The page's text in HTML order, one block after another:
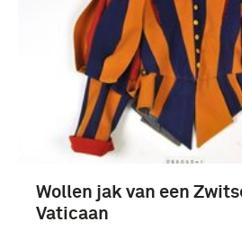
Wollen jak van een
Vaticaan